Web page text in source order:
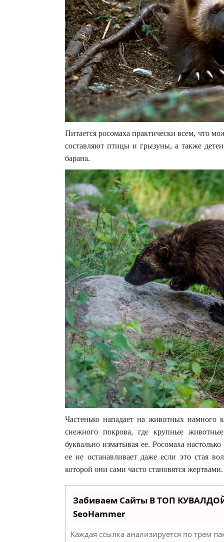
Питается росомаха практически всем, что
составляют птицы и грызуны, а также
барана.
Частенько нападает на животных намного
снежного покрова, где крупные
буквально изматывая ее. Росомаха
ее не останавливает даже если это стая
которой они сами часто становятся жертвами.
Забиваем Сайты В ТОП
SeoHammer
Каждая ссылка анализируется по трем